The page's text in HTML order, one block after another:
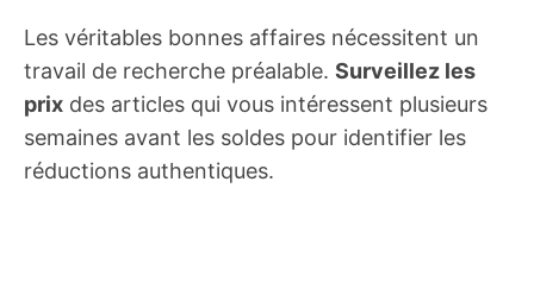
Les véritables bonnes affaires nécessitent un
travail de recherche préalable. Surveillez les
prix des articles qui vous intéressent plusieurs
semaines avant les soldes pour identifier les
réductions authentiques.